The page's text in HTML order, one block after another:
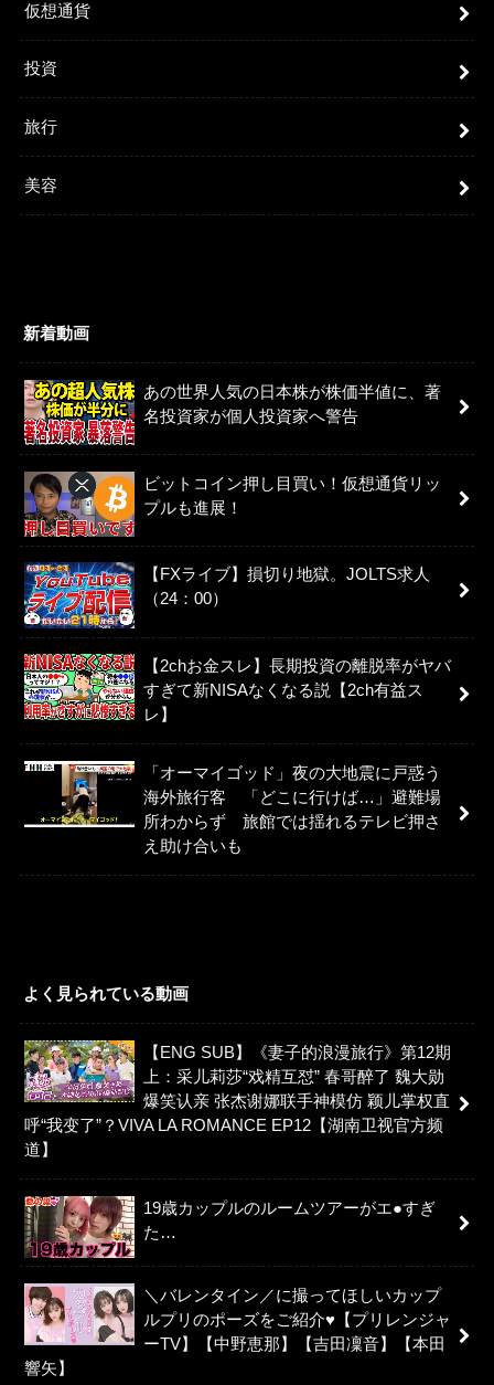
仮想通貨
投資
旅行
美容
新着動画
あの世界人気の日本株が株価半値に、著
名投資家が個人投資家へ警告
ビットコイン押し目買い！仮想通貨リッ
プルも進展！
【FXライブ】損切り地獄。JOLTS求人
（24：00）
【2chお金スレ】長期投資の離脱率がヤバ
すぎて新NISAなくなる説【2ch有益ス
レ】
「オーマイゴッド」夜の大地震に戸惑う
海外旅行客 「どこに行けば…」避難場
所わからず 旅館では揺れるテレビ押さ
え助け合いも
よく見られている動画
【ENG SUB】《妻子的浪漫旅行》第12期
上：采儿莉莎“戏精互怼” 春哥醉了 魏大勋
爆笑认亲 张杰谢娜联手神模仿 颖儿掌权直
呼“我变了”？VIVA LA ROMANCE EP12【湖南卫视官方频
道】
19歳カップルのルームツアーがエ●すぎ
た…
＼バレンタイン／に撮ってほしいカップ
ルプリのポーズをご紹介♥【プリレンジャ
ーTV】【中野恵那】【吉田凜音】【本田
響矢】